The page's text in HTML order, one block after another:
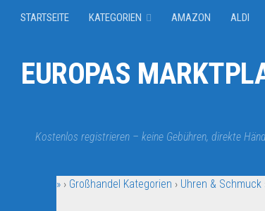
STARTSEITE KATEGORIEN AMAZON ALDI
EUROPAS
Kostenlos registrieren – keine Gebühren, direkte
» › Großhandel Kategorien › Uhren & Schmuck